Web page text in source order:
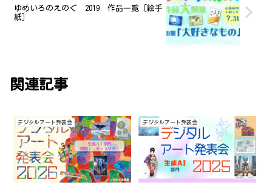
ゆめいろのえのぐ 2019 作品一覧［絵手
紙］
関連記事
デジタルアート発表会 デジタルアート発表会